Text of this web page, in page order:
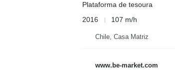
Plataforma de tesoura
2016
107 m/h
Chile, Casa Matriz
www.be-market.com